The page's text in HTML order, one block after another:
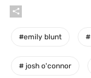
#emily blunt #
# josh o'connor